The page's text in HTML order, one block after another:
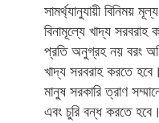
সামর্থ্যানুযায়ী বিনিময়
বিনামূল্যে খাদ্য
প্রতি অনুগ্রহ নয় বরং
খাদ্য সরবরাহ করতে
মানুষ সরকারি ত্রাণ
এবং চুরি বন্ধ করতে হবে।